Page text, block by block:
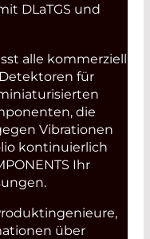
DLaTGS und
alle kommerziell
für
die
Vibrationen
kontinuierlich
Ihr
über